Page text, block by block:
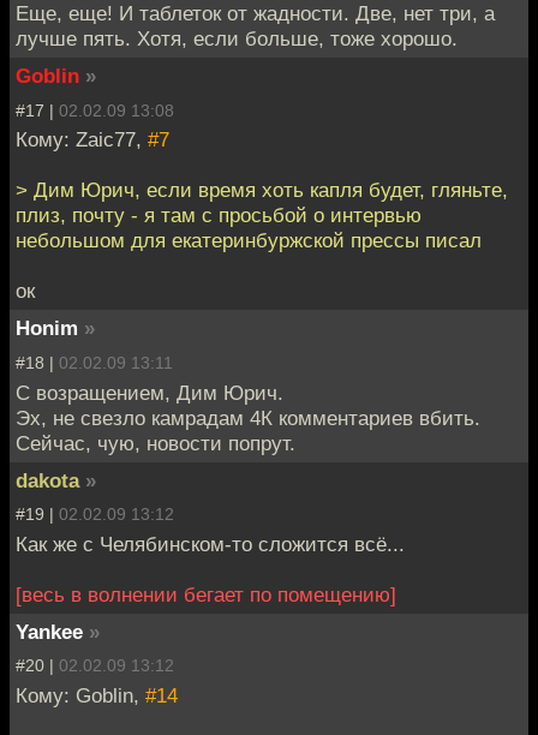
Еще, еще! И таблеток от жадности. Две, нет три, а
лучше пять. Хотя, если больше, тоже хорошо.
Goblin »
#17 | 02.02.09 13:08
Кому: Zaic77, #7
> Дим Юрич, если время хоть капля будет, гляньте,
плиз, почту - я там с просьбой о интервью
небольшом для екатеринбуржской прессы писал
ок
Honim »
#18 | 02.02.09 13:11
С возращением, Дим Юрич.
Эх, не свезло камрадам 4К комментариев вбить.
Сейчас, чую, новости попрут.
dakota »
#19 | 02.02.09 13:12
Как же с Челябинском-то сложится всё...
[весь в волнении бегает по помещению]
Yankee »
#20 | 02.02.09 13:12
Кому: Goblin, #14